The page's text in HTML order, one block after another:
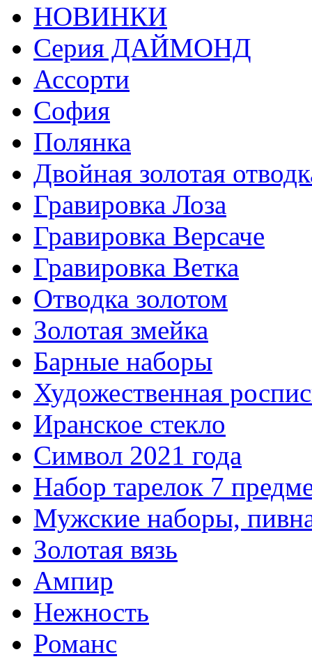
НОВИНКИ
Серия ДАЙМОНД
Ассорти
София
Полянка
Двойная золотая
Гравировка Лоза
Гравировка Версаче
Гравировка Ветка
Отводка золотом
Золотая змейка
Барные наборы
Художественная
Иранское стекло
Символ 2021 года
Набор тарелок 7
Мужские наборы,
Золотая вязь
Ампир
Нежность
Романс